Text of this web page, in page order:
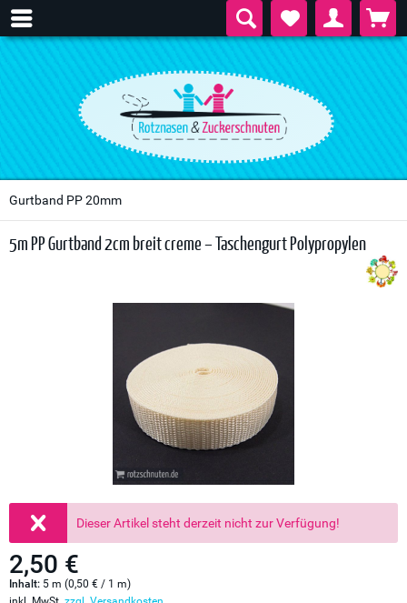
Gurtband PP 20mm
5m PP Gurtband 2cm breit creme – Taschengurt Polypropylen
Dieser Artikel steht derzeit nicht zur Verfügung!
2,50 €
Inhalt: 5 m (0,50 € / 1 m)